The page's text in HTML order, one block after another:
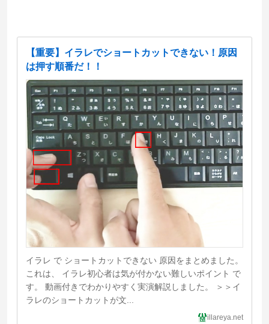
【重要】イラレでショートカットできない！原因
は押す順番だ！！
イラレ で ショートカットできない 原因をまとめました。
これは、 イラレ初心者は気が付かない難しいポイント で
す。 動画付きでわかりやすく実演解説しました。 ＞＞イ
ラレのショートカットが文...
illareya.net